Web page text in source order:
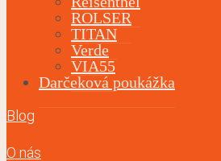
ROLSER
TITAN
Verde
VIA55
Darčeková poukážka
Blog
O nás